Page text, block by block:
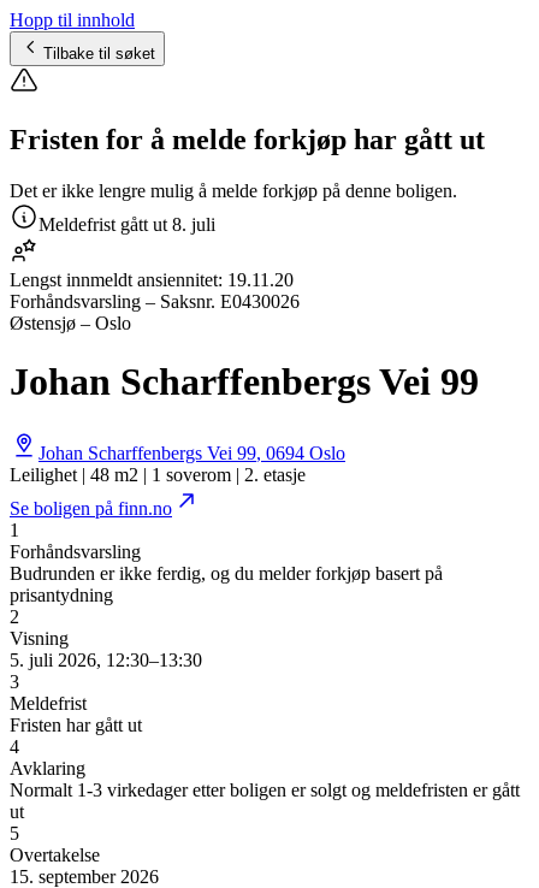
Hopp til innhold
Tilbake til søket
Fristen for å melde forkjøp har gått ut
Det er ikke lengre mulig å melde forkjøp på denne boligen.
Meldefrist gått ut 8. juli
Lengst innmeldt ansiennitet: 19.11.20
Forhåndsvarsling – Saksnr. E0430026
Østensjø – Oslo
Johan Scharffenbergs Vei 99
Johan Scharffenbergs Vei 99, 0694 Oslo
Leilighet | 48 m2 | 1 soverom | 2. etasje
Se boligen på finn.no
1
Forhåndsvarsling
Budrunden er ikke ferdig, og du melder forkjøp basert på
prisantydning
2
Visning
5. juli 2026, 12:30–13:30
3
Meldefrist
Fristen har gått ut
4
Avklaring
Normalt 1-3 virkedager etter boligen er solgt og meldefristen er gått
ut
5
Overtakelse
15. september 2026